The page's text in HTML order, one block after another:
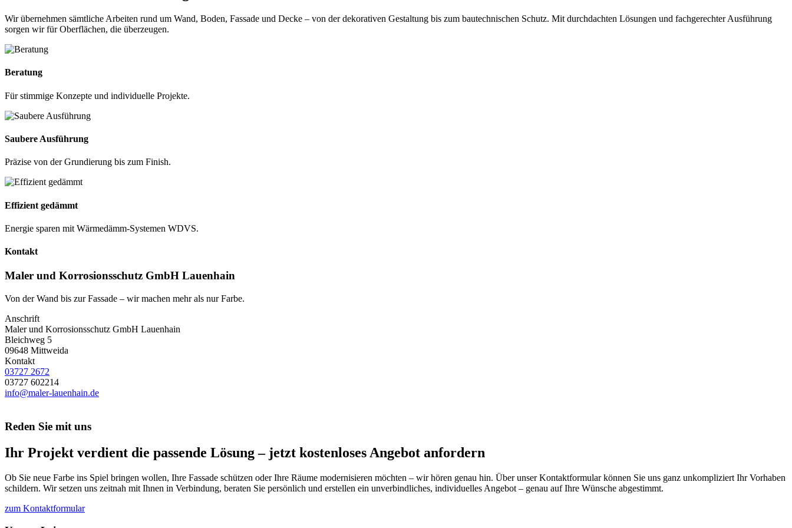
Wir übernehmen sämtliche Arbeiten rund um Wand, Boden, Fassade und Decke – von der dekorativen Gestaltung bis zum bautechnischen Schutz. Mit durchdachten Lösungen und fachgerechter Ausführung
sorgen wir für Oberflächen, die überzeugen.
Beratung
Für stimmige Konzepte und individuelle Projekte.
Saubere Ausführung
Präzise von der Grundierung bis zum Finish.
Effizient gedämmt
Energie sparen mit Wärmedämm-Systemen WDVS.
Kontakt
Maler und Korrosionsschutz GmbH Lauenhain
Von der Wand bis zur Fassade – wir machen mehr als nur Farbe.
Anschrift
Maler und Korrosionsschutz GmbH Lauenhain
Bleichweg 5
09648 Mittweida
Kontakt
03727 2672
03727 602214
info@maler-lauenhain.de
Reden Sie mit uns
Ihr Projekt verdient die passende Lösung – jetzt kostenloses Angebot anfordern
Ob Sie neue Farbe ins Spiel bringen wollen, Ihre Fassade schützen oder Ihre Räume modernisieren möchten – wir hören genau hin. Über unser Kontaktformular können Sie uns ganz unkompliziert Ihr Vorhaben
schildern. Wir setzen uns zeitnah mit Ihnen in Verbindung, beraten Sie persönlich und erstellen ein unverbindliches, individuelles Angebot – genau auf Ihre Wünsche abgestimmt.
zum Kontaktformular